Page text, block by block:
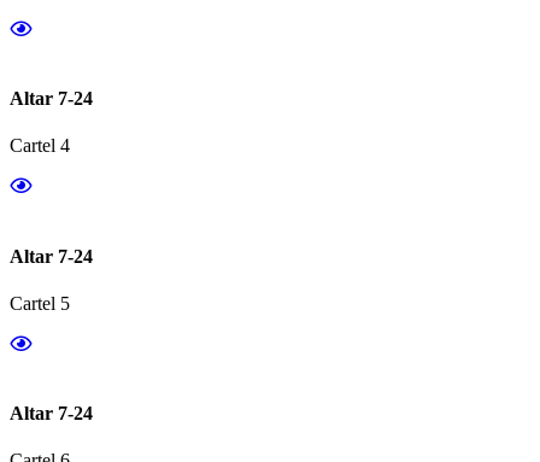
Altar 7-24
Cartel 4
Altar 7-24
Cartel 5
Altar 7-24